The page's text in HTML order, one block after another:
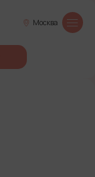
Москва